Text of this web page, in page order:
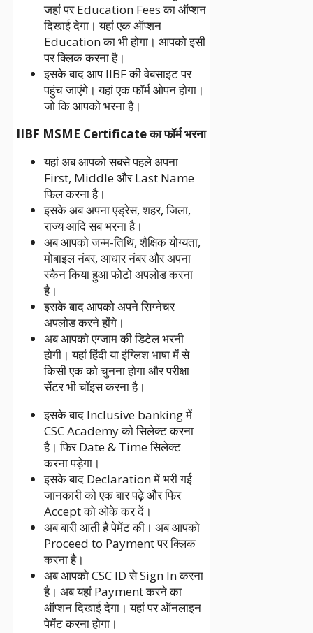
जहां पर Education Fees का ऑप्शन
दिखाई देगा। यहां एक ऑप्शन
Education का भी होगा। आपको इसी
पर क्लिक करना है।
इसके बाद आप IIBF की वेबसाइट पर
पहुंच जाएंगे। यहां एक फॉर्म ओपन होगा।
जो कि आपको भरना है।
IIBF MSME Certificate का फॉर्म भरना
यहां अब आपको सबसे पहले अपना
First, Middle और Last Name
फिल करना है।
इसके अब अपना एड्रेस, शहर, जिला,
राज्य आदि सब भरना है।
अब आपको जन्म-तिथि, शैक्षिक योग्यता,
मोबाइल नंबर, आधार नंबर और अपना
स्कैन किया हुआ फोटो अपलोड करना
है।
इसके बाद आपको अपने सिग्नेचर
अपलोड करने होंगे।
अब आपको एग्जाम की डिटेल भरनी
होगी। यहां हिंदी या इंग्लिश भाषा में से
किसी एक को चुनना होगा और परीक्षा
सेंटर भी चॉइस करना है।
इसके बाद Inclusive banking में
CSC Academy को सिलेक्ट करना
है। फिर Date & Time सिलेक्ट
करना पड़ेगा।
इसके बाद Declaration में भरी गई
जानकारी को एक बार पढ़े और फिर
Accept को ओके कर दें।
अब बारी आती है पेमेंट की। अब आपको
Proceed to Payment पर क्लिक
करना है।
अब आपको CSC ID से Sign In करना
है। अब यहां Payment करने का
ऑप्शन दिखाई देगा। यहां पर ऑनलाइन
पेमेंट करना होगा।